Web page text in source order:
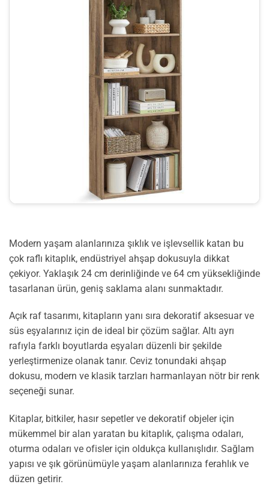
Modern yaşam alanlarınıza şıklık ve işlevsellik katan bu
çok raflı kitaplık, endüstriyel ahşap dokusuyla dikkat
çekiyor. Yaklaşık 24 cm derinliğinde ve 64 cm yüksekliğinde
tasarlanan ürün, geniş saklama alanı sunmaktadır.
Açık raf tasarımı, kitapların yanı sıra dekoratif aksesuar ve
süs eşyalarınız için de ideal bir çözüm sağlar. Altı ayrı
rafıyla farklı boyutlarda eşyaları düzenli bir şekilde
yerleştirmenize olanak tanır. Ceviz tonundaki ahşap
dokusu, modern ve klasik tarzları harmanlayan nötr bir renk
seçeneği sunar.
Kitaplar, bitkiler, hasır sepetler ve dekoratif objeler için
mükemmel bir alan yaratan bu kitaplık, çalışma odaları,
oturma odaları ve ofisler için oldukça kullanışlıdır. Sağlam
yapısı ve şık görünümüyle yaşam alanlarınıza ferahlık ve
düzen getirir.